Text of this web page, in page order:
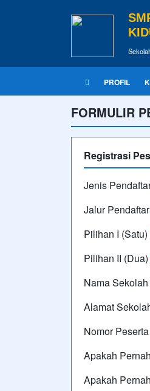
PROFIL
FORMULIR
Registrasi
Jenis
Jalur
Pilihan I (Satu)
Pilihan II (Dua)
Nama
Alamat
Nomor
Apakah
Apakah